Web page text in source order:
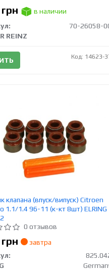
грн
в наличии
70-26058-
REINZ
Код: 14623-
клапана (впуск/випуск) Citroen
1.1/1.4 96-11 (к-кт 8шт) ELRING
0 отзывов
грн
завтра